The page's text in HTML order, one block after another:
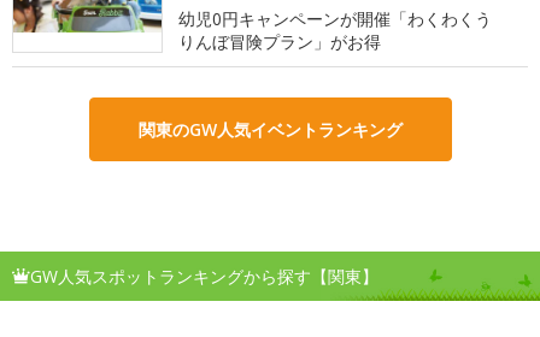
幼児0円キャンペーンが開催「わくわくう
りんぼ冒険プラン」がお得
関東のGW人気イベントランキング
GW人気スポットランキングから探す【関東】